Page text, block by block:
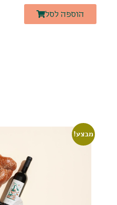
מבצע!
הוספה לסל